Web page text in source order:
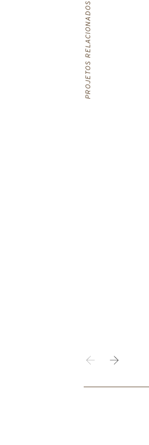
PROJETOS RELACIONADOS